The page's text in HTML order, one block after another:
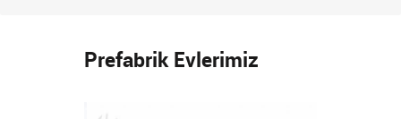
Prefabrik Evlerimiz